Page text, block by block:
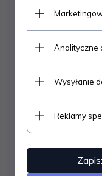
oraz indukcyjnych
(wysokość 15
garnek: fi 22 x
patelnia: fi 22 x
garnek: fi 18 x
pokrywka z
przekładka do
uchwyt
Analityczne
Wysyłanie
Reklamy